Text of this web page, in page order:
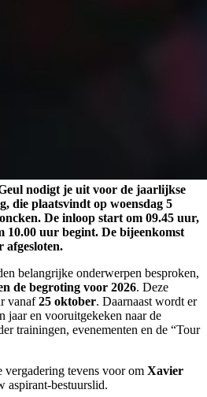
nodigt je uit voor de jaarlijkse
die plaatsvindt op woensdag 5
De inloop start om 09.45 uur,
10.00 uur begint. De bijeenkomst
afgesloten.
belangrijke onderwerpen besproken,
de begroting voor 2026. Deze
vanaf25 oktober. Daarnaast wordt er
jaar en vooruitgekeken naar de
trainingen, evenementen en de “Tour
vergadering tevens voor om Xavier
aspirant-bestuurslid.